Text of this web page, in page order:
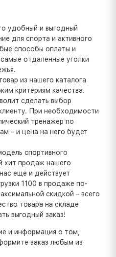
удобный и выгодный
для спорта и активного
способы оплаты и
отдаленные уголки
из нашего каталога
критериям качества.
сделать выбор
При необходимости
тренажер по
– и цена на него будет
спортивного
хит продаж нашего
еще и действует
1100 в продаже по-
скидкой – всего
товара на складе
выгодный заказ!
и информация о том,
заказ любым из